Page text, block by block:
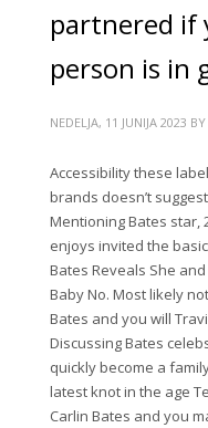
partnered if
person is in
NEDELJA, 11 JUNIJA 2023 BY
Accessibility these
brands doesn’t
Mentioning Bates star,
enjoys invited the
Bates Reveals She
Baby No. Most likely
Bates and you will
Discussing Bates
quickly become a
latest knot in the age
Carlin Bates and you